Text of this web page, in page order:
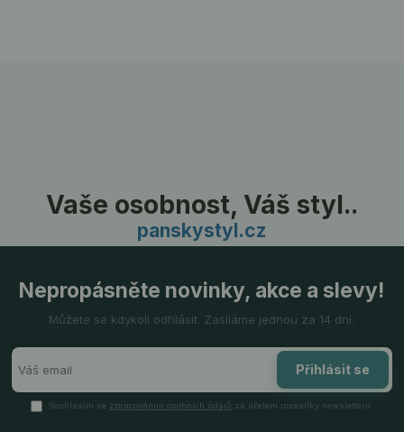
Vaše osobnost, Váš styl..
panskystyl.cz
Nepropásněte novinky, akce a slevy!
Můžete se kdykoli odhlásit. Zasíláme jednou za 14 dní.
Přihlásit se
Souhlasím se zpracováním osobních údajů za účelem rozesílky newsletteru.